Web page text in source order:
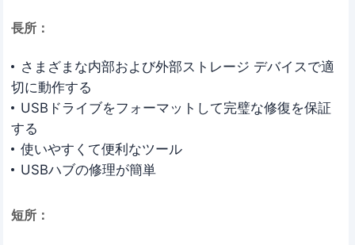
長所：
さまざまな内部および外部ストレージ デバイスで適
切に動作する
USBドライブをフォーマットして完璧な修復を保証
する
使いやすくて便利なツール
USBハブの修理が簡単
短所：